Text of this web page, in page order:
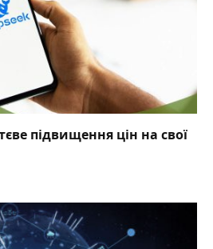
підвищення цін на свої